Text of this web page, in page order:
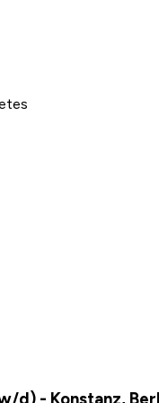
d) - Konstanz,